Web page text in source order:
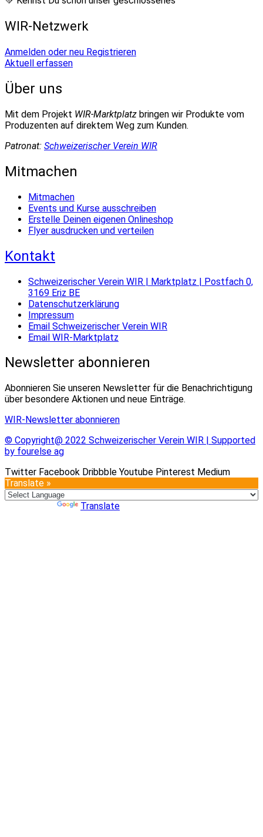
WIR-Netzwerk
Anmelden oder neu Registrieren
Aktuell erfassen
Über uns
Mit dem Projekt WIR-Marktplatz bringen wir Produkte vom
Produzenten auf direktem Weg zum Kunden.
Patronat: Schweizerischer Verein WIR
Mitmachen
Mitmachen
Events und Kurse ausschreiben
Erstelle Deinen eigenen Onlineshop
Flyer ausdrucken und verteilen
Kontakt
Schweizerischer Verein WIR | Marktplatz | Postfach 0,
3169 Eriz BE
Datenschutzerklärung
Impressum
Email Schweizerischer Verein WIR
Email WIR-Marktplatz
Newsletter abonnieren
Abonnieren Sie unseren Newsletter für die Benachrichtigung
über besondere Aktionen und neue Einträge.
WIR-Newsletter abonnieren
© Copyright@ 2022 Schweizerischer Verein WIR | Supported
by fourelse ag
Twitter Facebook Dribbble Youtube Pinterest Medium
Translate »
Translate